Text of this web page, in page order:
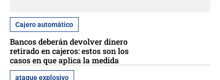
Cajero automático
Bancos deberán devolver dinero
retirado en cajeros: estos son los
casos en que aplica la medida
ataque explosivo